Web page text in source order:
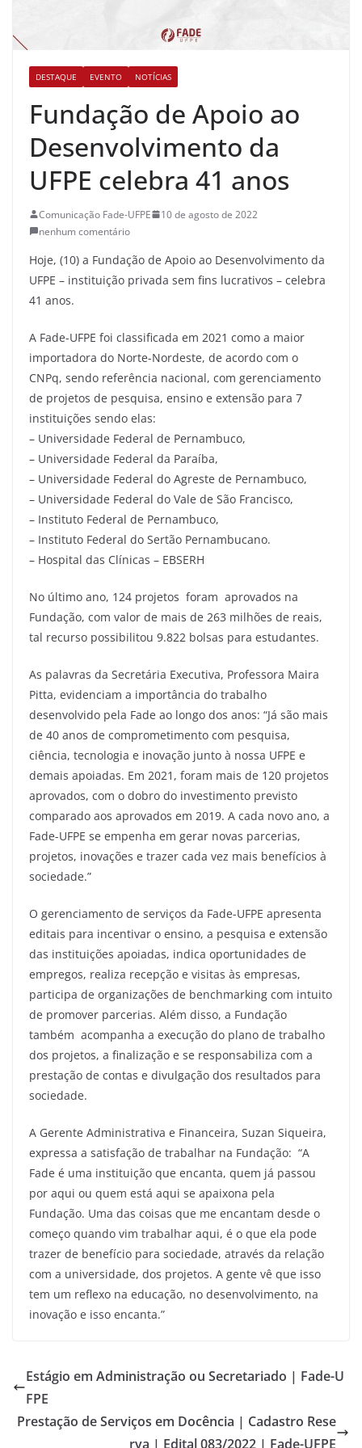
DESTAQUE EVENTO NOTÍCIAS
Fundação de Apoio ao
Desenvolvimento da
UFPE celebra 41 anos
Comunicação Fade-UFPE
10 de agosto de 2022
nenhum comentário
Hoje, (10) a Fundação de Apoio ao Desenvolvimento da
UFPE – instituição privada sem fins lucrativos – celebra
41 anos.
A Fade-UFPE foi classificada em 2021 como a maior
importadora do Norte-Nordeste, de acordo com o
CNPq, sendo referência nacional, com gerenciamento
de projetos de pesquisa, ensino e extensão para 7
instituições sendo elas:
– Universidade Federal de Pernambuco,
– Universidade Federal da Paraíba,
– Universidade Federal do Agreste de Pernambuco,
– Universidade Federal do Vale de São Francisco,
– Instituto Federal de Pernambuco,
– Instituto Federal do Sertão Pernambucano.
– Hospital das Clínicas – EBSERH
No último ano, 124 projetos foram aprovados na
Fundação, com valor de mais de 263 milhões de reais,
tal recurso possibilitou 9.822 bolsas para estudantes.
As palavras da Secretária Executiva, Professora Maira
Pitta, evidenciam a importância do trabalho
desenvolvido pela Fade ao longo dos anos: “Já são mais
de 40 anos de comprometimento com pesquisa,
ciência, tecnologia e inovação junto à nossa UFPE e
demais apoiadas. Em 2021, foram mais de 120 projetos
aprovados, com o dobro do investimento previsto
comparado aos aprovados em 2019. A cada novo ano, a
Fade-UFPE se empenha em gerar novas parcerias,
projetos, inovações e trazer cada vez mais benefícios à
sociedade.”
O gerenciamento de serviços da Fade-UFPE apresenta
editais para incentivar o ensino, a pesquisa e extensão
das instituições apoiadas, indica oportunidades de
empregos, realiza recepção e visitas às empresas,
participa de organizações de benchmarking com intuito
de promover parcerias. Além disso, a Fundação
também acompanha a execução do plano de trabalho
dos projetos, a finalização e se responsabiliza com a
prestação de contas e divulgação dos resultados para
sociedade.
A Gerente Administrativa e Financeira, Suzan Siqueira,
expressa a satisfação de trabalhar na Fundação: “A
Fade é uma instituição que encanta, quem já passou
por aqui ou quem está aqui se apaixona pela
Fundação. Uma das coisas que me encantam desde o
começo quando vim trabalhar aqui, é o que ela pode
trazer de benefício para sociedade, através da relação
com a universidade, dos projetos. A gente vê que isso
tem um reflexo na educação, no desenvolvimento, na
inovação e isso encanta.”
Estágio em Administração ou Secretariado | Fade-U
FPE
Prestação de Serviços em Docência | Cadastro Rese
rva | Edital 083/2022 | Fade-UFPE